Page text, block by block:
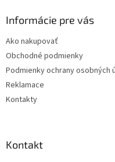
Informácie pre vás
Ako nakupovať
Obchodné podmienky
Podmienky ochrany osobných
Reklamace
Kontakty
Kontakt